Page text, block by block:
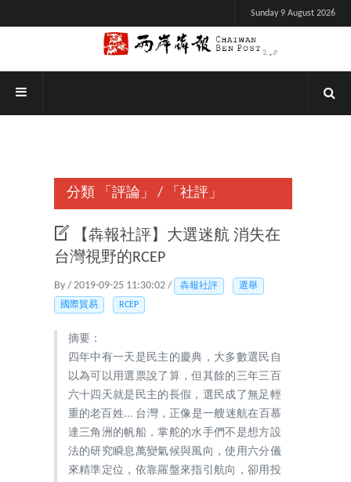
Sunday 9 August 2026
分類 「評論」 / 「社評」
【犇報社評】大選迷航 消失在
台灣視野的RCEP
By / 2019-09-25 11:30:02 / 犇報社評
選舉
國際貿易
RCEP
摘要：
四年中有一天是民主的慶典，大多數選民自
以為可以用選票說了算，但其餘的三年三百
六十四天就是民主的長假，選民成了無足輕
重的老百姓... 台灣，正像是一艘迷航在百慕
達三角洲的帆船，掌舵的水手們不是想方設
法的研究瞬息萬變氣候與風向，使用六分儀
來精準定位，依靠羅盤來指引航向，卻用投